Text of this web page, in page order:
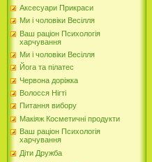
Аксесуари Прикраси
Ми і чоловіки Весілля
Ваш раціон Психологія
харчування
Ми і чоловіки Весілля
Йога та пілатес
Червона доріжка
Волосся Нігті
Питання вибору
Макіяж Косметичні продукти
Ваш раціон Психологія
харчування
Діти Дружба